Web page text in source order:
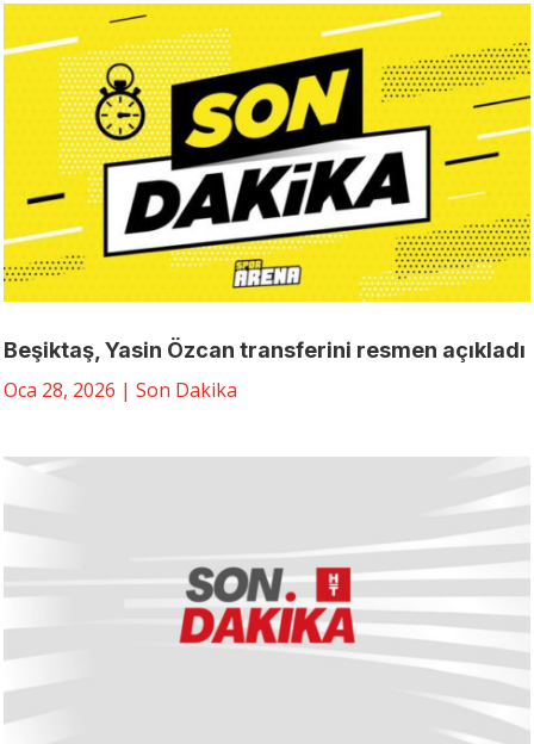
Beşiktaş, Yasin Özcan transferini resmen açıkladı
Oca 28, 2026 | Son Dakika